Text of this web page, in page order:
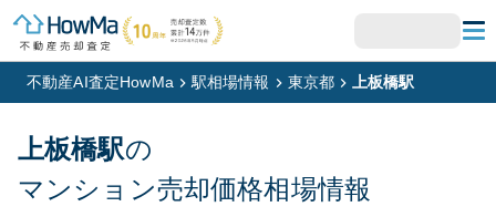
不動産AI査定HowMa 駅相場情報 東京都 上板橋駅
上板橋駅の
マンション売却価格相場情報